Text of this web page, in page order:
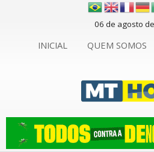
06 de agosto
INICIAL QUEM SOMOS